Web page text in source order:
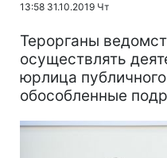
13:58 31.10.2019 Чт
Терорганы
осуществлять
юрлица
обособленные